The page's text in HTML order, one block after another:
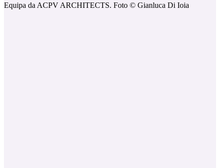
Equipa da ACPV ARCHITECTS. Foto © Gianluca Di Ioia